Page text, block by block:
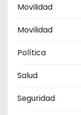
Movilidad
Movilidad
Política
Salud
Seguridad